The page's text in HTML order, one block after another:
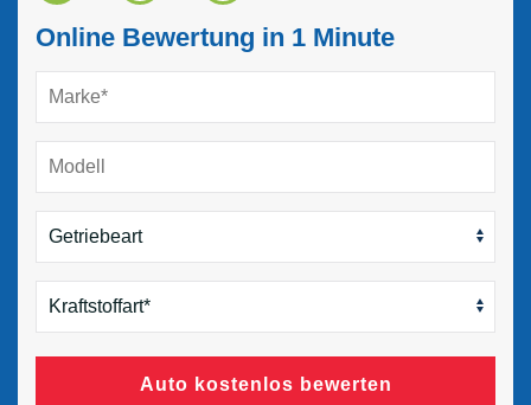
Online Bewertung in 1 Minute
Auto kostenlos bewerten